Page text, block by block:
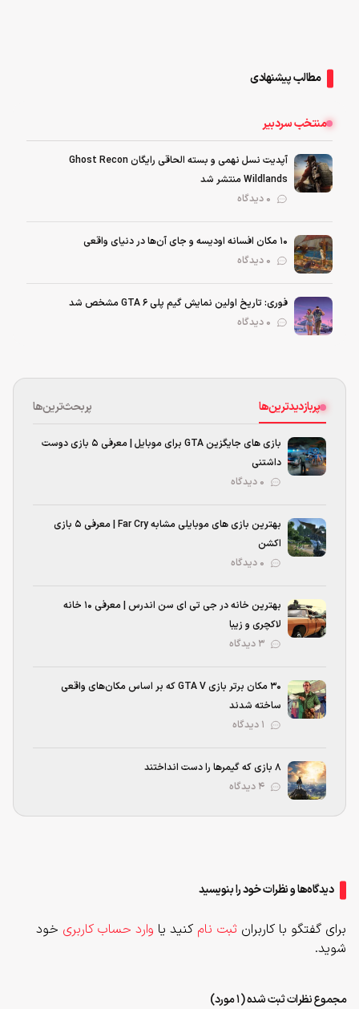
مطالب پیشنهادی
منتخب سردبیر
آپدیت نسل نهمی و بسته الحاقی رایگان Ghost Recon
Wildlands منتشر شد
۱۰ مکان افسانه اودیسه و جای آن‌ها در دنیای واقعی
فوری: تاریخ اولین نمایش گیم پلی GTA 6 مشخص شد
پربازدیدترین‌ها پربحث‌ترین‌ها
بازی های جایگزین GTA برای موبایل | معرفی ۵ بازی دوست
داشتنی
بهترین بازی‌ های موبایلی مشابه Far Cry | معرفی ۵ بازی
اکشن
بهترین خانه در جی تی ای سن اندرس | معرفی ۱۰ خانه
لاکچری و زیبا
۳۰ مکان برتر بازی GTA V که بر اساس مکان‌های واقعی
ساخته شدند
۸ بازی که گیمرها را دست انداختند
دیدگاه‌ها و نظرات خود را بنویسید
برای گفتگو با کاربران ثبت نام کنید یا وارد حساب کاربری خود
شوید.
مجموع نظرات ثبت شده (1 مورد)